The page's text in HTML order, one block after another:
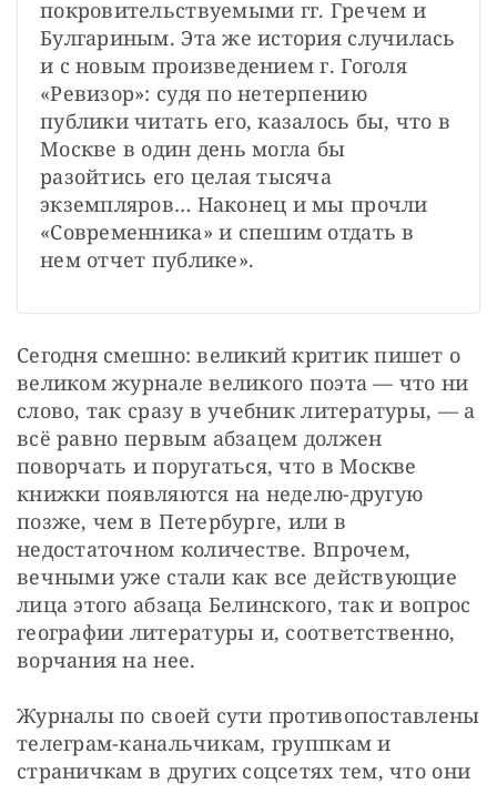
покровительствуемыми гг. Гречем и
Булгариным. Эта же история случилась
и с новым произведением г. Гоголя
«Ревизор»: судя по нетерпению
публики читать его, казалось бы, что в
Москве в один день могла бы
разойтись его целая тысяча
экземпляров… Наконец и мы прочли
«Современника» и спешим отдать в
нем отчет публике».
Сегодня смешно: великий критик пишет о
великом журнале великого поэта — что ни
слово, так сразу в учебник литературы, — а
всё равно первым абзацем должен
поворчать и поругаться, что в Москве
книжки появляются на неделю-другую
позже, чем в Петербурге, или в
недостаточном количестве. Впрочем,
вечными уже стали как все действующие
лица этого абзаца Белинского, так и вопрос
географии литературы и, соответственно,
ворчания на нее.
Журналы по своей сути противопоставлены
телеграм-канальчикам, группкам и
страничкам в других соцсетях тем, что они